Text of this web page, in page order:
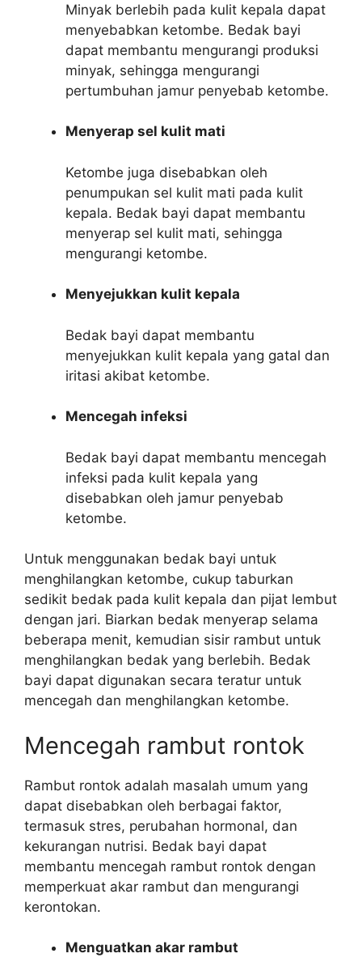
Minyak berlebih pada kulit kepala dapat
menyebabkan ketombe. Bedak bayi
dapat membantu mengurangi produksi
minyak, sehingga mengurangi
pertumbuhan jamur penyebab ketombe.
Menyerap sel kulit mati
Ketombe juga disebabkan oleh
penumpukan sel kulit mati pada kulit
kepala. Bedak bayi dapat membantu
menyerap sel kulit mati, sehingga
mengurangi ketombe.
Menyejukkan kulit kepala
Bedak bayi dapat membantu
menyejukkan kulit kepala yang gatal dan
iritasi akibat ketombe.
Mencegah infeksi
Bedak bayi dapat membantu mencegah
infeksi pada kulit kepala yang
disebabkan oleh jamur penyebab
ketombe.
Untuk menggunakan bedak bayi untuk
menghilangkan ketombe, cukup taburkan
sedikit bedak pada kulit kepala dan pijat lembut
dengan jari. Biarkan bedak menyerap selama
beberapa menit, kemudian sisir rambut untuk
menghilangkan bedak yang berlebih. Bedak
bayi dapat digunakan secara teratur untuk
mencegah dan menghilangkan ketombe.
Mencegah rambut rontok
Rambut rontok adalah masalah umum yang
dapat disebabkan oleh berbagai faktor,
termasuk stres, perubahan hormonal, dan
kekurangan nutrisi. Bedak bayi dapat
membantu mencegah rambut rontok dengan
memperkuat akar rambut dan mengurangi
kerontokan.
Menguatkan akar rambut